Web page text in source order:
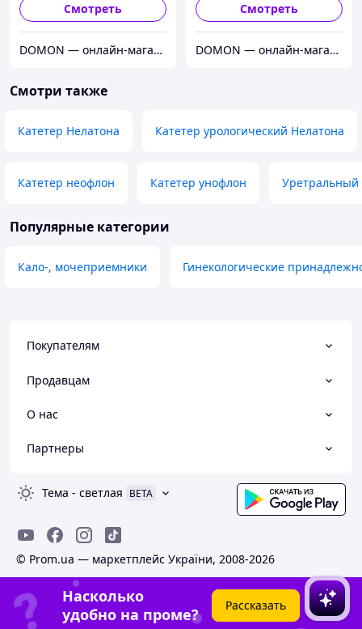
Смотреть
DOMON — онлайн-магазин
Смотреть
DOMON — онлайн-магазин
Смотри также
Катетер Нелатона Катетер урологический Нелатона
Катетер неофлон Катетер унофлон Уретральный
Популярные категории
Кало-, мочеприемники Гинекологические
Покупателям
Продавцам
О нас
Партнеры
Тема - светлая BETA
© Prom.ua — маркетплейс України, 2008-2026
Насколько
удобно на проме?
Рассказать